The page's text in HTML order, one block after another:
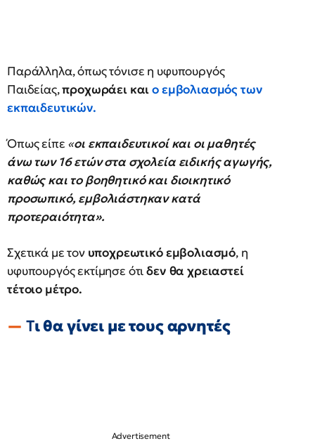
Παράλληλα, όπως τόνισε η υφυπουργός
Παιδείας,προχωράει καιο εμβολιασμός των
εκπαιδευτικών.
Όπως είπε «οι εκπαιδευτικοί και οι μαθητές
άνω των 16 ετών στα σχολεία ειδικής αγωγής,
καθώς και το βοηθητικό και διοικητικό
προσωπικό, εμβολιάστηκαν κατά
προτεραιότητα».
Σχετικά με τον υποχρεωτικό εμβολιασμό, η
υφυπουργός εκτίμησε ότιδεν θα χρειαστεί
τέτοιο μέτρο.
Τι θα γίνει με τους αρνητές